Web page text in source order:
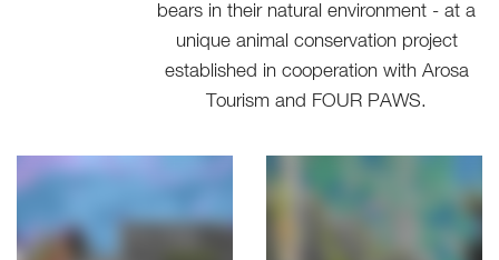
bears in their natural environment - at a
unique animal conservation project
established in cooperation with Arosa
Tourism and FOUR PAWS.